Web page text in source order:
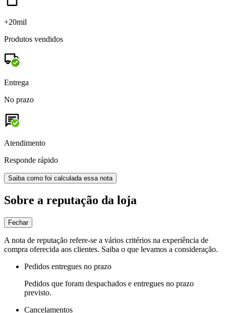
+20mil
Produtos vendidos
Entrega
No prazo
Atendimento
Responde rápido
Saiba como foi calculada essa nota
Sobre a reputação da loja
Fechar
A nota de reputação refere-se a vários critérios na experiência de
compra oferecida aos clientes. Saiba o que levamos a consideração.
Pedidos entregues no prazo
Pedidos que foram despachados e entregues no prazo
previsto.
Cancelamentos